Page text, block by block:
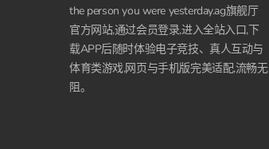
the person you were yesterday.ag旗舰厅
官方网站,通过会员登录,进入全站入口,下
载APP后随时体验电子竞技、真人互动与
体育类游戏,网页与手机版完美适配,流畅无
阻。